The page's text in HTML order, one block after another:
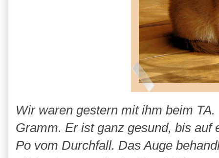
Wir waren gestern mit ihm beim
Gramm. Er ist ganz gesund, bis auf
Po vom Durchfall. Das Auge